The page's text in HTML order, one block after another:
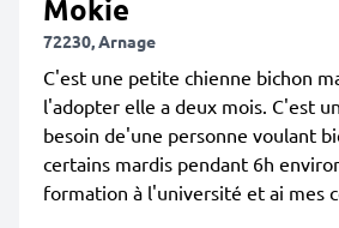
Mokie
72230, Arnage
C'est une petite chienne bichon
l'adopter elle a deux mois. C'est
besoin de'une personne voulant
certains mardis pendant 6h
formation à l'université et ai mes